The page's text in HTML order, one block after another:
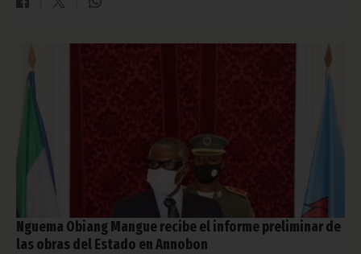
Nguema Obiang Mangue recibe el informe preliminar de
las obras del Estado en Annobon